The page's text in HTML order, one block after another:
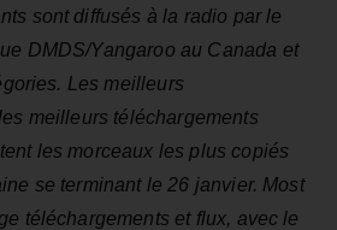
sont diffusés à la radio par le
DMDS/Yangaroo au Canada et
Les meilleurs
meilleurs téléchargements
les morceaux les plus copiés
se terminant le 26 janvier. Most
téléchargements et flux, avec le